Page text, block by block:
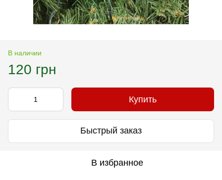
В наличии
120 грн
Купить
Быстрый заказ
В избранное